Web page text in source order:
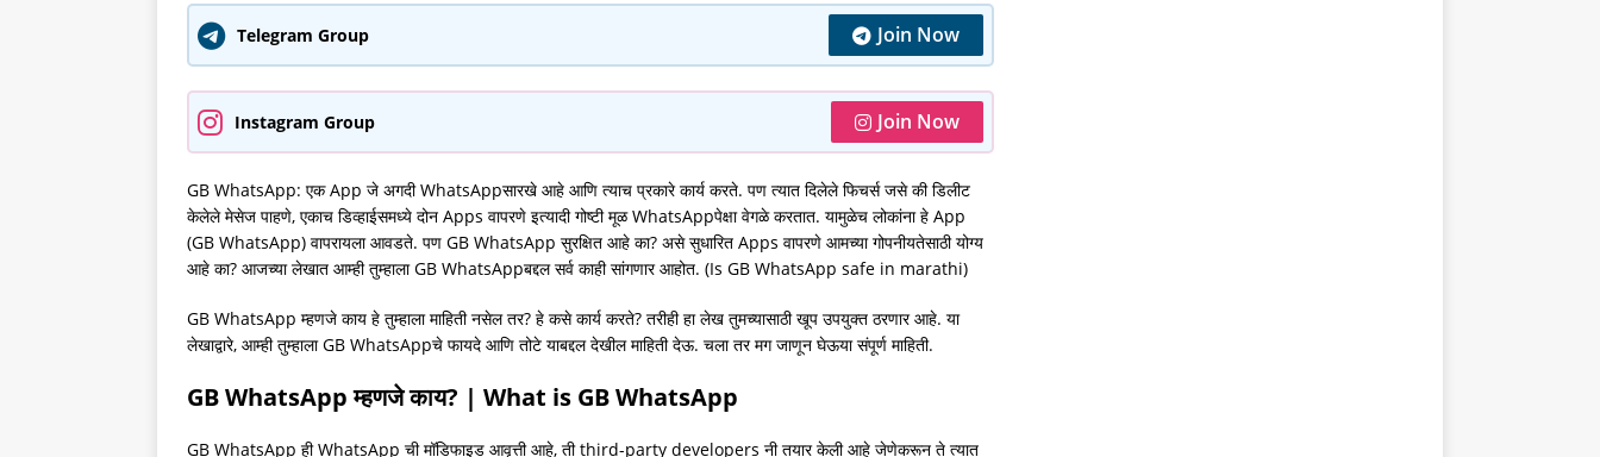
Telegram Group Join Now
Instagram Group Join Now
GB WhatsApp: एक App जे अगदी WhatsAppसारखे आहे आणि त्याच प्रकारे कार्य करते. पण त्यात दिलेले फिचर्स जसे की डिलीट
केलेले मेसेज पाहणे, एकाच डिव्हाईसमध्ये दोन Apps वापरणे इत्यादी गोष्टी मूळ WhatsAppपेक्षा वेगळे करतात. यामुळेच लोकांना हे App
(GB WhatsApp) वापरायला आवडते. पण GB WhatsApp सुरक्षित आहे का? असे सुधारित Apps वापरणे आमच्या गोपनीयतेसाठी योग्य
आहे का? आजच्या लेखात आम्ही तुम्हाला GB WhatsAppबद्दल सर्व काही सांगणार आहोत. (Is GB WhatsApp safe in marathi)
GB WhatsApp म्हणजे काय हे तुम्हाला माहिती नसेल तर? हे कसे कार्य करते? तरीही हा लेख तुमच्यासाठी खूप उपयुक्त ठरणार आहे. या
लेखाद्वारे, आम्ही तुम्हाला GB WhatsAppचे फायदे आणि तोटे याबद्दल देखील माहिती देऊ. चला तर मग जाणून घेऊया संपूर्ण माहिती.
GB WhatsApp म्हणजे काय? | What is GB WhatsApp
GB WhatsApp ही WhatsApp ची मॉडिफाइड आवृत्ती आहे, ती third-party developers नी तयार केली आहे जेणेकरून ते त्यात